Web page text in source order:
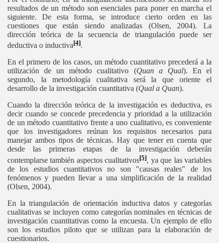
resultados de un método son esenciales para poner en marcha el
siguiente. De esta forma, se introduce cierto orden en las
cuestiones que están siendo analizadas (Olsen, 2004). La
dirección teórica de la secuencia de triangulación puede ser
deductiva o inductiva[4].
En el primero de los casos, un método cuantitativo precederá a la
utilización de un método cualitativo (Quan a Qual). En el
segundo, la metodología cualitativa será la que oriente el
desarrollo de la investigación cuantitativa (Qual a Quan).
Cuando la dirección teórica de la investigación es deductiva, es
decir cuando se concede precedencia y prioridad a la utilización
de un método cuantitativo frente a uno cualitativo, es conveniente
que los investigadores reúnan los requisitos necesarios para
manejar ambos tipos de técnicas. Hay que tener en cuenta que
desde las primeras etapas de la investigación deberán
contemplarse también aspectos cualitativos[5], ya que las variables
de los estudios cuantitativos no son "causas reales" de los
fenómenos y pueden llevar a una simplificación de la realidad
(Olsen, 2004).
En la triangulación de orientación inductiva datos y categorías
cualitativas se incluyen como categorías nominales en técnicas de
investigación cuantitativas como la encuesta. Un ejemplo de ello
son los estudios piloto que se utilizan para la elaboración de
cuestionarios.